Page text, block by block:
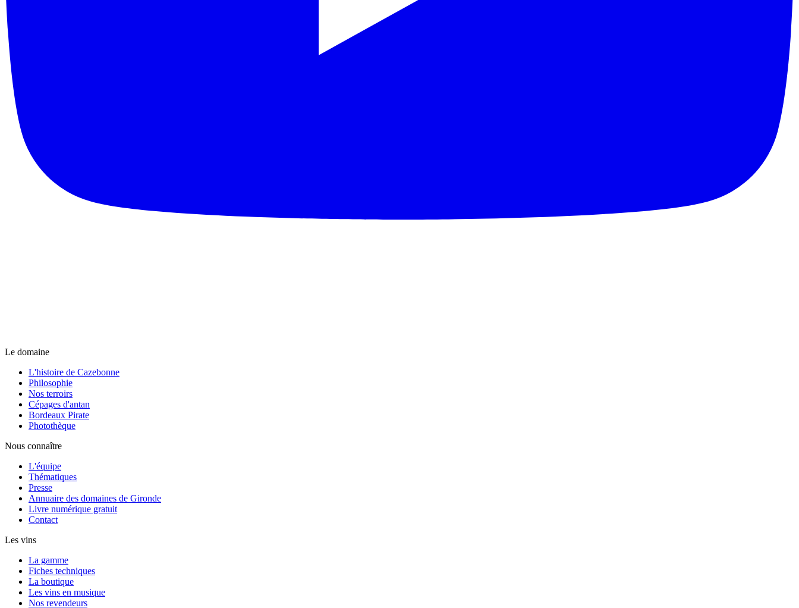
Le domaine
L'histoire de Cazebonne
Philosophie
Nos terroirs
Cépages d'antan
Bordeaux Pirate
Photothèque
Nous connaître
L'équipe
Thématiques
Presse
Annuaire des domaines de Gironde
Livre numérique gratuit
Contact
Les vins
La gamme
Fiches techniques
La boutique
Les vins en musique
Nos revendeurs